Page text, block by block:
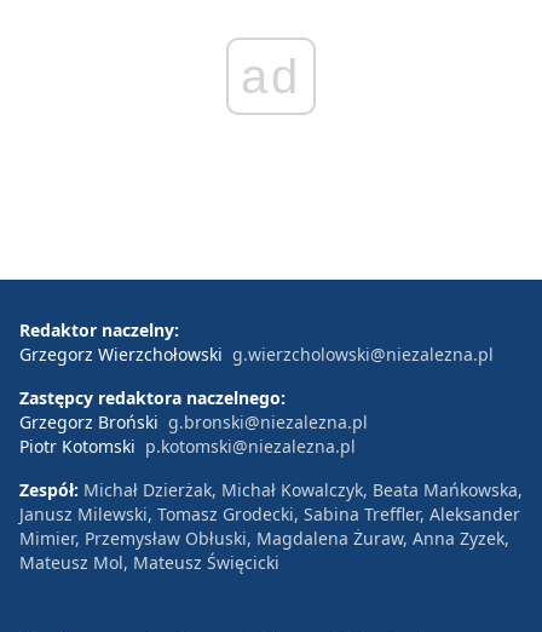
ad
Redaktor naczelny:
Grzegorz Wierzchołowski g.wierzcholowski@niezalezna.pl
Zastępcy redaktora naczelnego:
Grzegorz Broński g.bronski@niezalezna.pl
Piotr Kotomski p.kotomski@niezalezna.pl
Zespół: Michał Dzierżak, Michał Kowalczyk, Beata Mańkowska,
Janusz Milewski, Tomasz Grodecki, Sabina Treffler, Aleksander
Mimier, Przemysław Obłuski, Magdalena Żuraw, Anna Zyzek,
Mateusz Mol, Mateusz Święcicki